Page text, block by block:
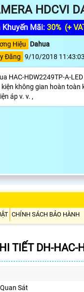
HDCVI
Khuyến Mãi: 30% (+
Hiệu
Dahua
Đăng 9/10/2018
HAC-HDW2249TP-A-
kiện không gian hoàn
áp v. v. ,
CHÍNH SÁCH BẢO HÀNH
TIẾT DH-HAC-
Sát